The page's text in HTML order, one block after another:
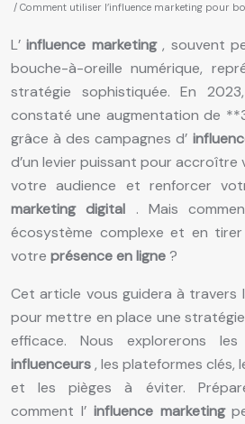
/ Comment utiliser l’influence marketing pour
L’influence marketing, souvent
bouche-à-oreille numérique,
stratégie sophistiquée. En
constaté une augmentation de
grâce à des campagnes d’
d’un levier puissant pour accroître
votre audience et renforcer
marketing digital . Mais
écosystème complexe et en
votre présence en ligne ?
Cet article vous guidera à travers
pour mettre en place une stratégie
efficace. Nous explorerons
influenceurs, les plateformes clés,
et les pièges à éviter.
comment l’ influence marketing